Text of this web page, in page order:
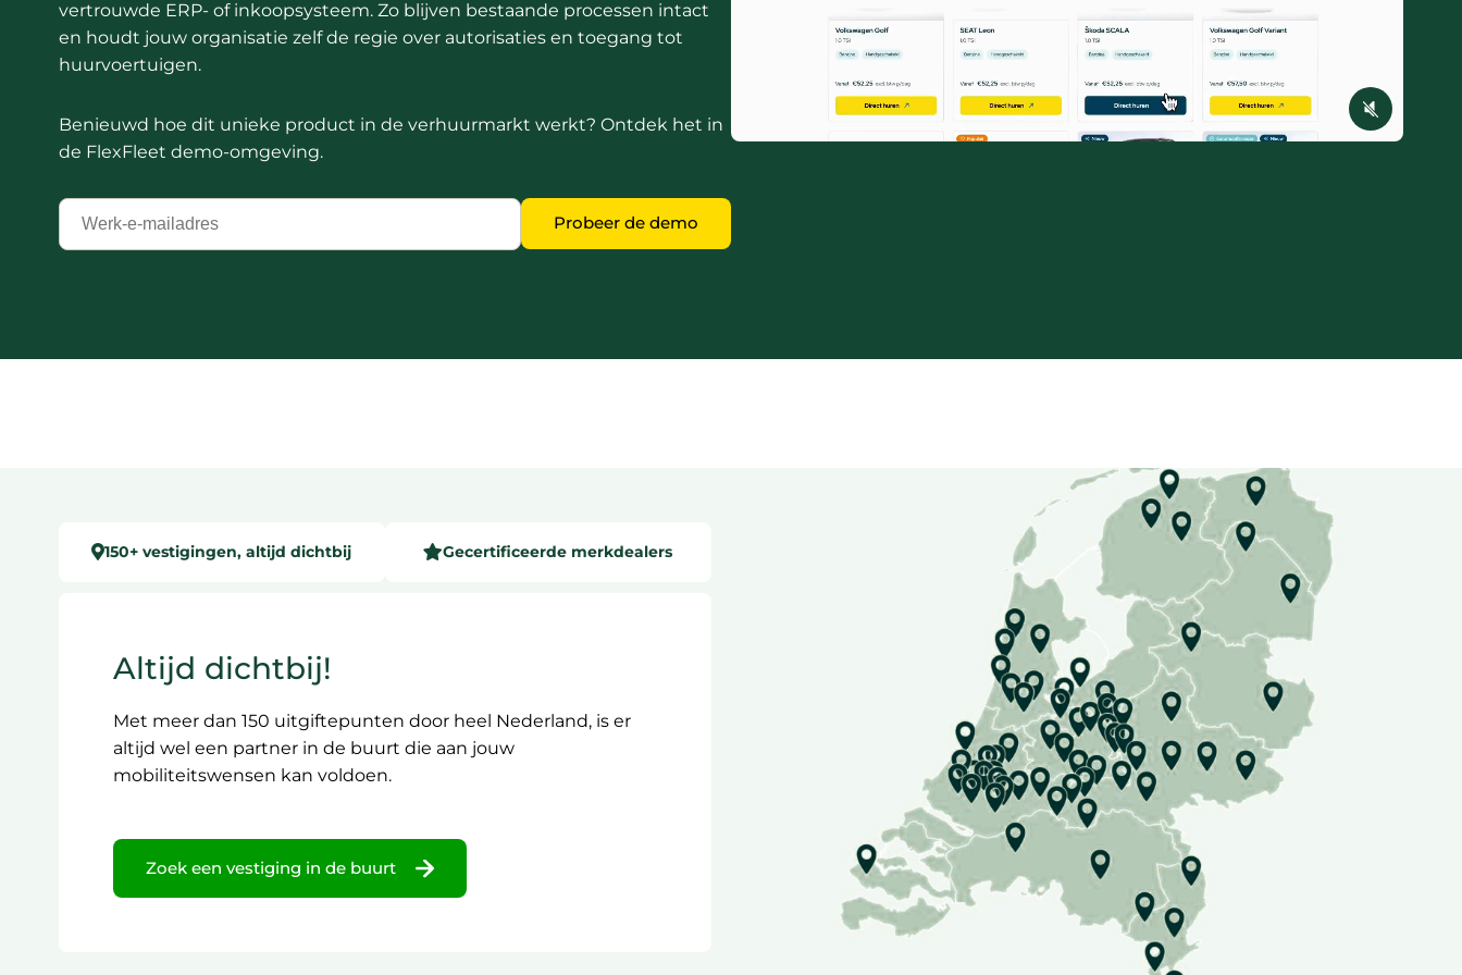
vertrouwde ERP- of inkoopsysteem. Zo blijven bestaande processen intact
en houdt jouw organisatie zelf de regie over autorisaties en toegang tot
huurvoertuigen.
Benieuwd hoe dit unieke product in de verhuurmarkt werkt? Ontdek het in
de FlexFleet demo-omgeving.
Jouw
Probeer de demo
150+ vestigingen, altijd dichtbij Gecertificeerde merkdealers
Altijd dichtbij!
Met meer dan 150 uitgiftepunten door heel Nederland, is er
altijd wel een partner in de buurt die aan jouw
mobiliteitswensen kan voldoen.
Zoek een vestiging in de buurt